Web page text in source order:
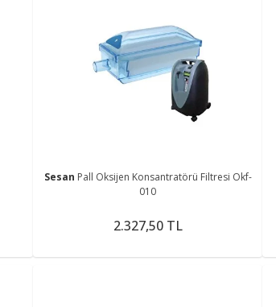
Sesan Pall Oksijen Konsantratörü Filtresi Okf-
010
2.327,50 TL